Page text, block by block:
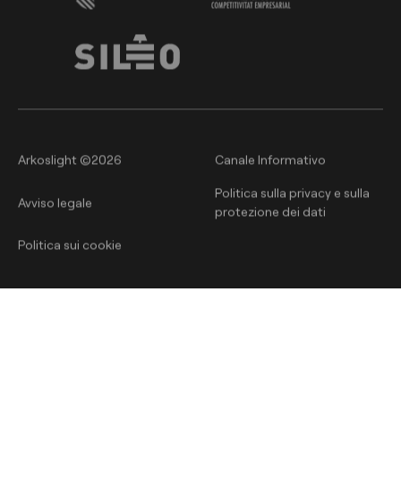
Arkoslight ©2026 Canale Informativo
Avviso legale
Politica sulla privacy e sulla
protezione dei dati
Politica sui cookie